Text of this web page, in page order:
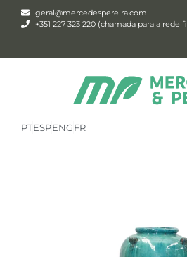
geral@mercedespereira.com
+351 227 323 220 (chamada para a rede
PTESPENGFR